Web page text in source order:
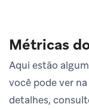
Métricas
Aqui estão
você pode ver
detalhes,